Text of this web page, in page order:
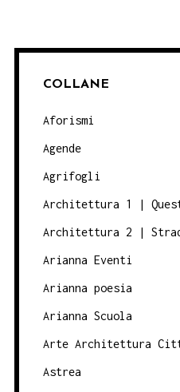
COLLANE
Aforismi
Agende
Agrifogli
Architettura 1 |
Architettura 2 |
Arianna Eventi
Arianna poesia
Arianna Scuola
Arte Architettura
Astrea